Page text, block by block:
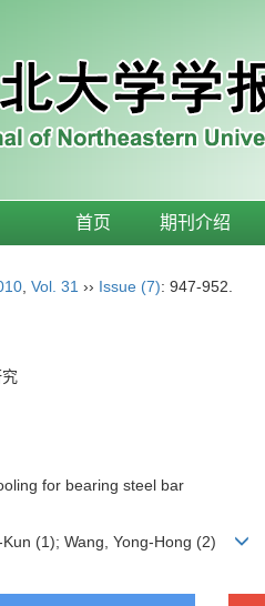
首页 期刊介绍
Vol. 31 ›› Issue (7): 947-952.
for bearing steel bar
(1); Wang, Yong-Hong (2)